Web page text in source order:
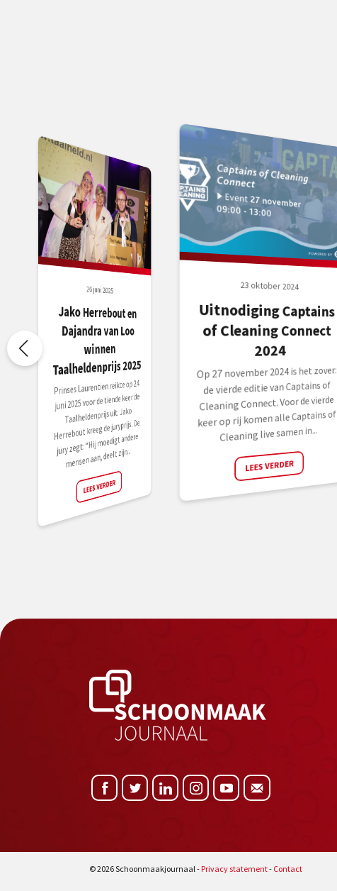
26 juni 2025
Jako Herrebout en
Dajandra van Loo
winnen
Taalheldenprijs 2025
Prinses Laurentien reikte op 24
juni 2025 voor de tiende keer de
Taalheldenprijs uit. Jako
Herrebout kreeg de juryprijs. De
jury zegt: “Hij moedigt andere
mensen aan, deelt zijn...
LEES VERDER
23 oktober 2024
Uitnodiging Captains
of Cleaning Connect
2024
Op 27 november 2024 is het zover:
de vierde editie van Captains of
Cleaning Connect. Voor de vierde
keer op rij komen alle Captains of
Cleaning live samen in...
LEES VERDER
© 2026 Schoonmaakjournaal - Privacy statement- Contact